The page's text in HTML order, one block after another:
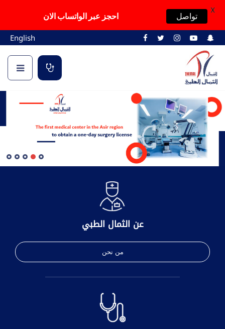
English
عن الثمال الطبي
من نحن
احجز عبر الواتساب الان تواصل
X